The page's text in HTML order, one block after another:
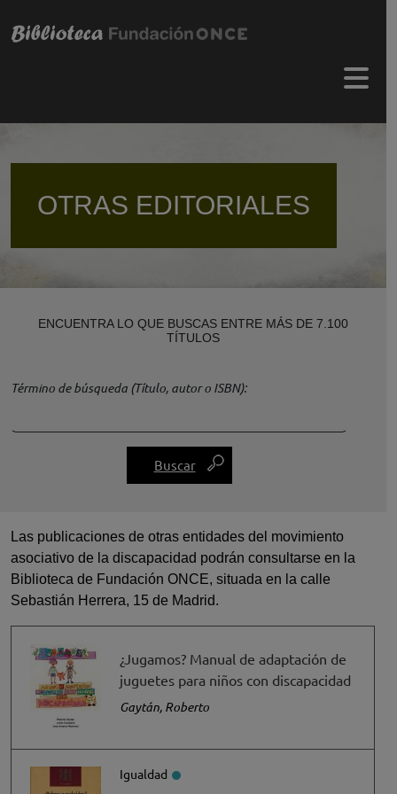
OTRAS EDITORIALES
ENCUENTRA LO QUE BUSCAS ENTRE MÁS DE 7.100
TÍTULOS
Término de búsqueda (Título, autor o ISBN)
Las publicaciones de otras entidades del movimiento
asociativo de la discapacidad podrán consultarse en la
Biblioteca de Fundación ONCE, situada en la calle
Sebastián Herrera, 15 de Madrid.
¿Jugamos? Manual de adaptación de
juguetes para niños con discapacidad
Gaytán, Roberto
Igualdad